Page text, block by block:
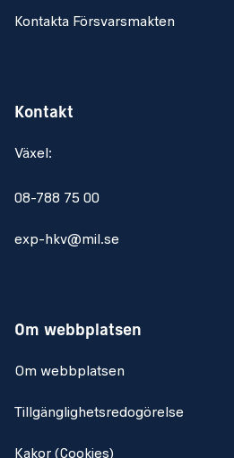
Kontakta Försvarsmakten
Kontakt
Växel:
08-788 75 00
exp-hkv@mil.se
Om webbplatsen
Om webbplatsen
Tillgänglighetsredogörelse
Kakor (Cookies)